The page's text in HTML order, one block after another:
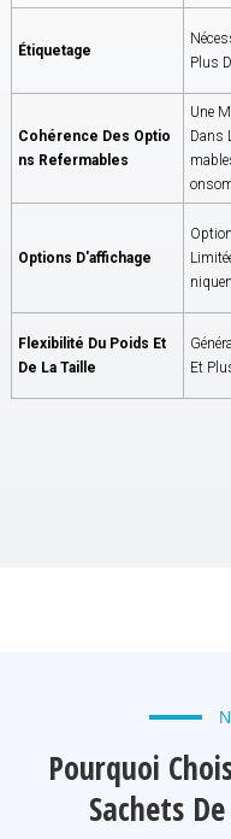
Étiquetage
Plus
Cohérence Des Optio
Ns Refermables
Une
Dans
Options D'affichage
Flexibilité Du Poids Et
De La Taille
Et
Pourquoi
Sachets